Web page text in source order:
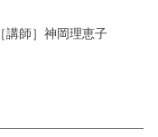
［講師］神岡理恵子